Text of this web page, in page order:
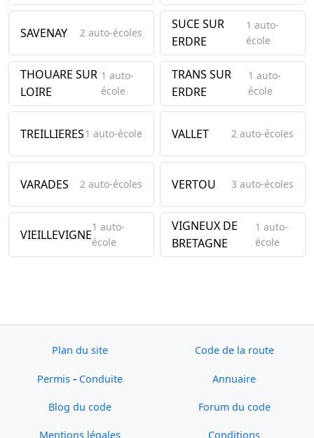
SAVENAY 2 auto-écoles
SUCE SUR
ERDRE
1 auto-
école
THOUARE SUR
LOIRE
1 auto-
école
TRANS SUR
ERDRE
1 auto-
école
TREILLIERES1 auto-école VALLET 2 auto-écoles
VARADES 2 auto-écoles VERTOU 3 auto-écoles
VIEILLEVIGNE1 auto-
école
VIGNEUX DE
BRETAGNE
1 auto-
école
Plan du site Code de la route
Permis - Conduite Annuaire
Blog du code Forum du code
Mentions légales Conditions